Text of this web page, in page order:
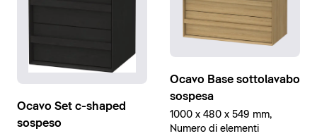
Ocavo Set c-shaped
sospeso
Ocavo Base sottolavabo
sospesa
1000 x 480 x 549 mm,
Numero di elementi